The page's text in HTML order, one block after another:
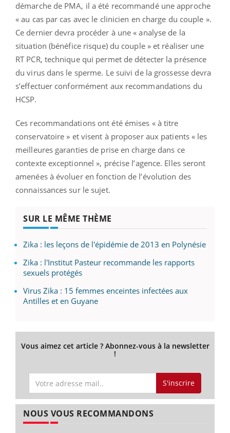
démarche de PMA, il a été recommandé une approche
« au cas par cas avec le clinicien en charge du couple ».
Ce dernier devra procéder à une « analyse de la
situation (bénéfice risque) du couple » et réaliser une
RT PCR, technique qui permet de détecter la présence
du virus dans le sperme. Le suivi de la grossesse devra
s’effectuer conformément aux recommandations du
HCSP.
Ces recommandations ont été émises « à titre
conservatoire » et visent à proposer aux patients « les
meilleures garanties de prise en charge dans ce
contexte exceptionnel », précise l’agence. Elles seront
amenées à évoluer en fonction de l’évolution des
connaissances sur le sujet.
SUR LE MÊME THÈME
Zika : les leçons de l'épidémie de 2013 en Polynésie
Zika : l'Institut Pasteur recommande les rapports
sexuels protégés
Virus Zika : 15 femmes enceintes infectées aux
Antilles et en Guyane
Vous aimez cet article ? Abonnez-vous à la newsletter
!
S'inscrire
NOUS VOUS RECOMMANDONS